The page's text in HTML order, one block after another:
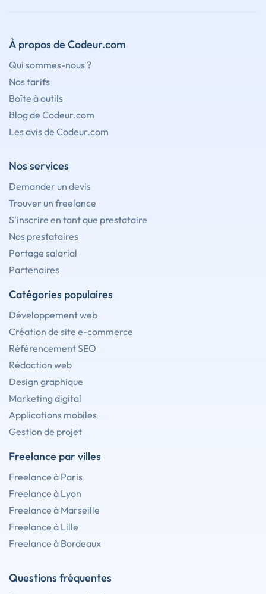
À propos de Codeur.com
Qui sommes-nous ?
Nos tarifs
Boîte à outils
Blog de Codeur.com
Les avis de Codeur.com
Nos services
Demander un devis
Trouver un freelance
S'inscrire en tant que prestataire
Nos prestataires
Portage salarial
Partenaires
Catégories populaires
Développement web
Création de site e-commerce
Référencement SEO
Rédaction web
Design graphique
Marketing digital
Applications mobiles
Gestion de projet
Freelance par villes
Freelance à Paris
Freelance à Lyon
Freelance à Marseille
Freelance à Lille
Freelance à Bordeaux
Questions fréquentes